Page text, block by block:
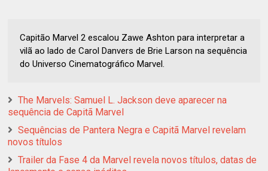
Capitão Marvel 2 escalou Zawe Ashton para interpretar a
vilã ao lado de Carol Danvers de Brie Larson na sequência
do Universo Cinematográfico Marvel.
The Marvels: Samuel L. Jackson deve aparecer na
sequência de Capitã Marvel
Sequências de Pantera Negra e Capitã Marvel revelam
novos títulos
Trailer da Fase 4 da Marvel revela novos títulos, datas de